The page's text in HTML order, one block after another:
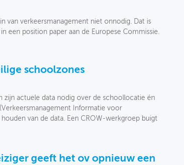
van verkeersmanagement niet onnodig. Dat is
een position paper aan de Europese Commissie.
schoolzones
actuele data nodig over de schoollocatie én
Informatie voor
van de data. Een CROW-werkgroep buigt
geeft het ov opnieuw een